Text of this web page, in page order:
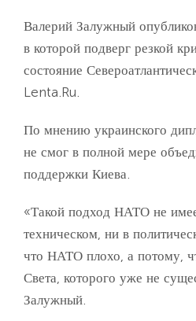
Валерий Залужный
в которой подверг резкой
состояние
Lenta.Ru.
По мнению украинского
не смог в полной мере
поддержки Киева.
«Такой подход НАТО не
техническом, ни в
что НАТО плохо, а потому,
Света, которого уже не
Залужный.